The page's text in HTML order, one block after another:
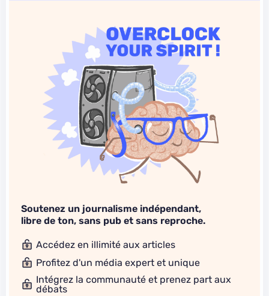
Soutenez un journalisme indépendant,
libre de ton, sans pub et sans reproche.
Accédez en illimité aux articles
Profitez d'un média expert et unique
Intégrez la communauté et prenez part aux
débats